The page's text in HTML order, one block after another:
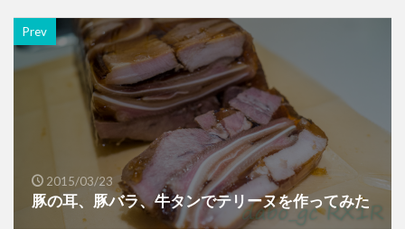
Prev
2015/03/23
豚の耳、豚バラ、牛タンでテリーヌを作ってみた